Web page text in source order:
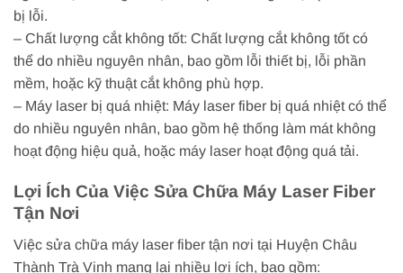
bị lỗi.
– Chất lượng cắt không tốt: Chất lượng cắt không tốt có
thể do nhiều nguyên nhân, bao gồm lỗi thiết bị, lỗi phần
mềm, hoặc kỹ thuật cắt không phù hợp.
– Máy laser bị quá nhiệt: Máy laser fiber bị quá nhiệt có thể
do nhiều nguyên nhân, bao gồm hệ thống làm mát không
hoạt động hiệu quả, hoặc máy laser hoạt động quá tải.
Lợi Ích Của Việc Sửa Chữa Máy Laser Fiber
Tận Nơi
Việc sửa chữa máy laser fiber tận nơi tại Huyện Châu
Thành Trà Vinh mang lại nhiều lợi ích, bao gồm: